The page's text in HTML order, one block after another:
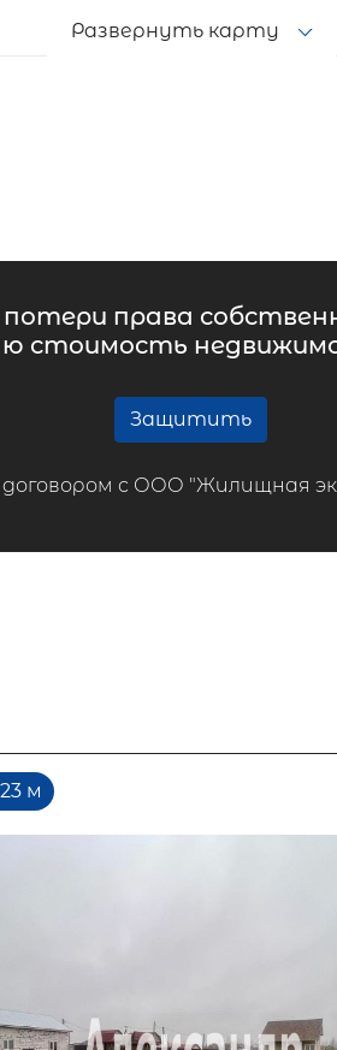
Развернуть карту
права
стоимость
Защитить
с ООО "Жилищная
м